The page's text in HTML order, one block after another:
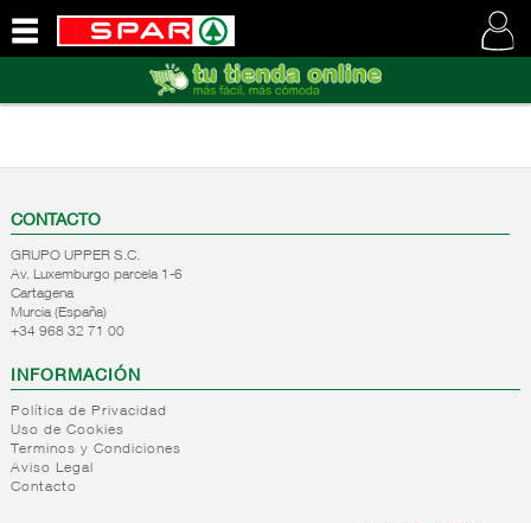
SOMOS
CONTACTO
GRUPO UPPER S.C.
Av. Luxemburgo parcela 1-6
Cartagena
Murcia (España)
+34 968 32 71 00
INFORMACIÓN
Política de Privacidad
Uso de Cookies
Terminos y Condiciones
Aviso Legal
Contacto